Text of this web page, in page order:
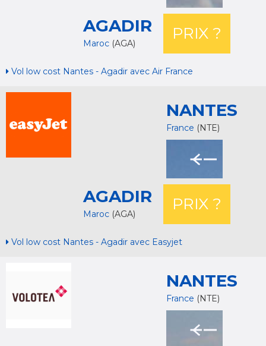
AGADIR
Maroc (AGA)
PRIX ?
Vol low cost Nantes - Agadir avec Air France
NANTES
France (NTE)
AGADIR
Maroc (AGA)
PRIX ?
Vol low cost Nantes - Agadir avec Easyjet
NANTES
France (NTE)